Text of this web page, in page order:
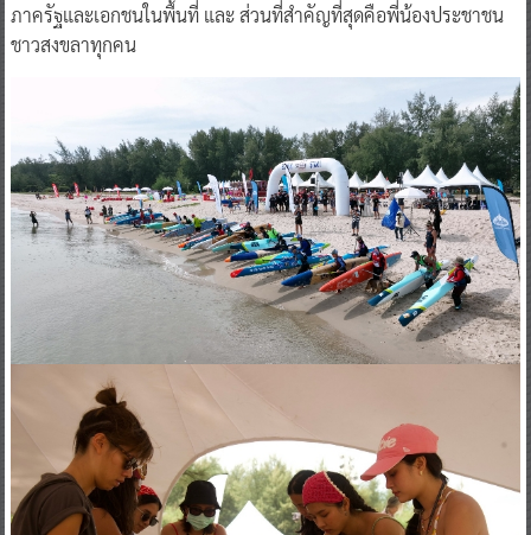
ภาครัฐและเอกชนในพื้นที่ และ ส่วนที่สำคัญที่สุดคือพี่น้องประชาชน
ชาวสงขลาทุกคน